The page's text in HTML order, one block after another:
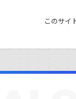
このサイ